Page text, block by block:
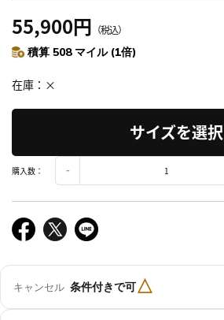
55,900円 （税込）
積算 508 マイル (1倍)
在庫 ×
サイズを選択
購入数：
キャンセル 条件付きで可△